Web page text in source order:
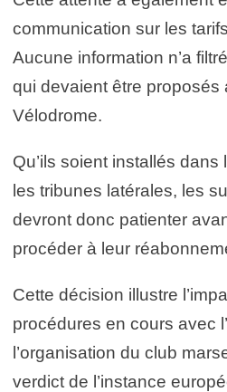
communication sur les
Aucune information n’a
qui devaient être proposés
Vélodrome.
Qu’ils soient installés
les tribunes latérales, les
devront donc patienter
procéder à leur
Cette décision illustre
procédures en cours avec
l’organisation du club
verdict de l’instance